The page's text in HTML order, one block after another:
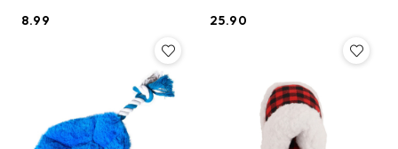
Cena:
8.99
Cena:
25.90